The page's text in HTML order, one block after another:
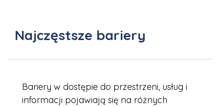
Najczęstsze bariery
Bariery w dostępie do przestrzeni, usług i
informacji pojawiają się na różnych